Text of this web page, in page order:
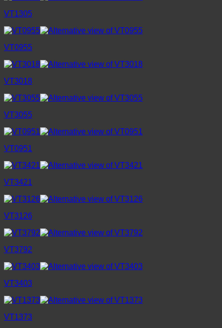
VT1305
VT0955
VT3018
VT3055
VT0951
VT3421
VT3126
VT3792
VT3403
VT1373